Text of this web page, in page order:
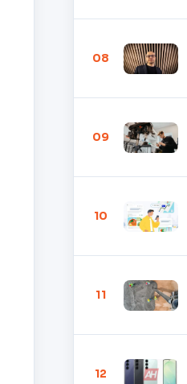
08
09
10
11
12